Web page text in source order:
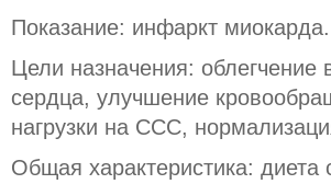
Показание: инфаркт миокарда.
Цели назначения:
сердца, улучшение
нагрузки на ССС,
Общая характеристика: диета